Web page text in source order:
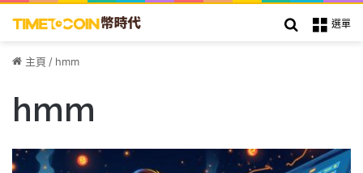
選單
搜索
主頁 / hmm
hmm